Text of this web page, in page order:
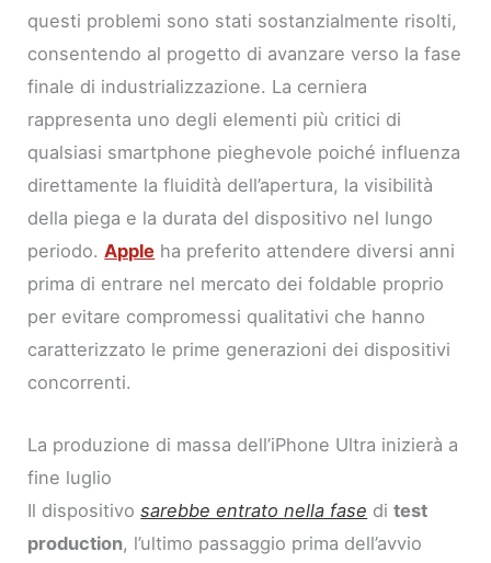
questi problemi sono stati sostanzialmente risolti,
consentendo al progetto di avanzare verso la fase
finale di industrializzazione. La cerniera
rappresenta uno degli elementi più critici di
qualsiasi smartphone pieghevole poiché influenza
direttamente la fluidità dell’apertura, la visibilità
della piega e la durata del dispositivo nel lungo
periodo.Apple ha preferito attendere diversi anni
prima di entrare nel mercato dei foldable proprio
per evitare compromessi qualitativi che hanno
caratterizzato le prime generazioni dei dispositivi
concorrenti.
La produzione di massa dell’iPhone Ultra inizierà a
fine luglio
Il dispositivosarebbe entrato nella fase ditest
production, l’ultimo passaggio prima dell’avvio